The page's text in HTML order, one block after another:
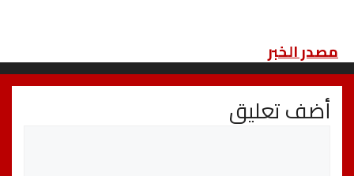
مصدر الخبر
أضف تعليق